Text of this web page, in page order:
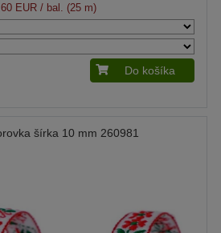
EUR/ bal. (25 m)
Do košíka
šírka 10 mm 260981